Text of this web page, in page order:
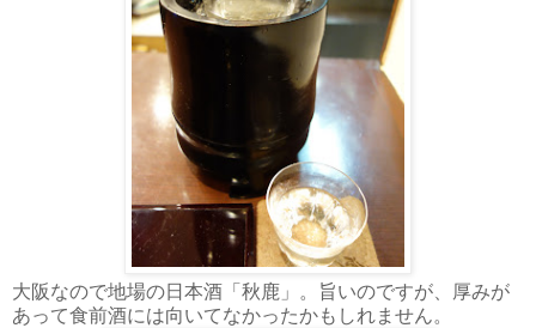
大阪なので地場の日本酒「秋鹿」。旨いのですが、厚みが
あって食前酒には向いてなかったかもしれません。